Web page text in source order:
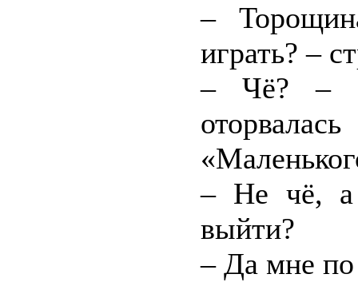
–
играть? –
– Чё? –
– Не чё, а
выйти?
– Да мне по